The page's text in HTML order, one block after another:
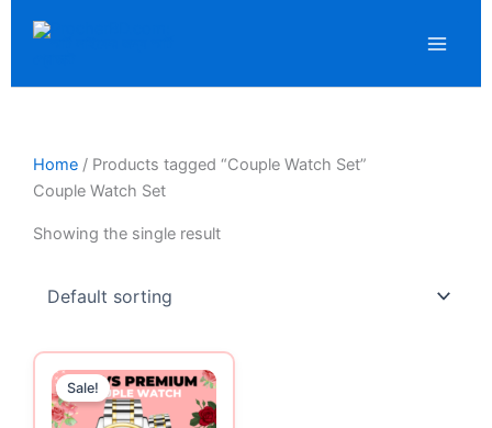
Home / Products tagged “Couple Watch Set”
Couple Watch Set
Showing the single result
Sale!
price
was:
1,450.00৳ .
Current
price
is:
1,290.00৳ .